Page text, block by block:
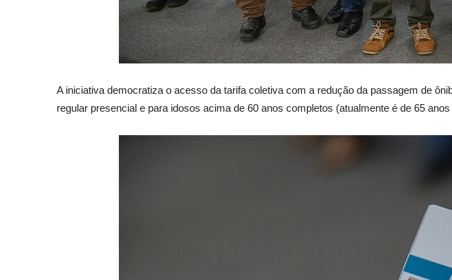
A iniciativa democratiza o acesso da tarifa coletiva com a redução da passagem de
regular presencial e para idosos acima de 60 anos completos (atualmente é de 65